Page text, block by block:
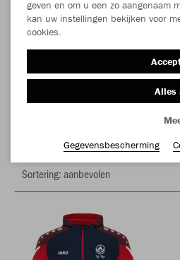
Welkom in de
geven en om u een zo aangenaam
kan uw instellingen bekijken voor
cookies.
Alles
Gegevensbescherming